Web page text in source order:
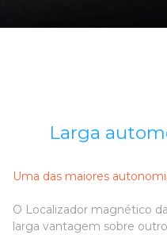
Larga
Uma das maiores
O Localizador magnético
larga vantagem sobre